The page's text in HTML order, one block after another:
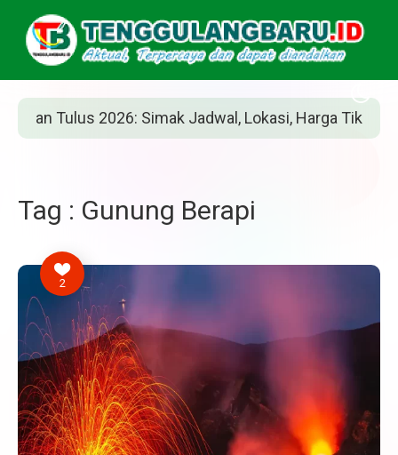
Tulus 2026: Simak Jadwal, Lokasi, Harga Tiket, dan
Tag : Gunung Berapi
2